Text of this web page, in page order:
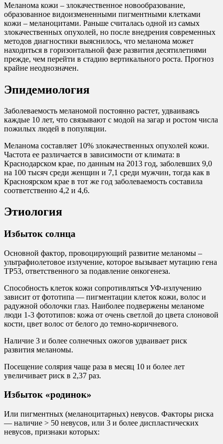
Меланома кожи – злокачественное новообразование,
образованное видоизмененными пигментными клетками
кожи – меланоцитами. Раньше считалась одной из самых
злокачественных опухолей, но после внедрения современных
методов диагностики выяснилось, что меланома может
находиться в горизонтальной фазе развития десятилетиями
прежде, чем перейти в стадию вертикального роста. Прогноз
крайне неоднозначен.
Эпидемиология
Заболеваемость меланомой постоянно растет, удваиваясь
каждые 10 лет, что связывают с модой на загар и ростом числа
пожилых людей в популяции.
Меланома составляет 10% злокачественных опухолей кожи.
Частота ее различается в зависимости от климата: в
Краснодарском крае, по данным на 2013 год, заболевших 9,0
на 100 тысяч среди женщин и 7,1 среди мужчин, тогда как в
Красноярском крае в тот же год заболеваемость составила
соответственно 4,2 и 4,6.
Этиология
Избыток солнца
Основной фактор, провоцирующий развитие меланомы –
ультрафиолетовое излучение, которое вызывает мутацию гена
ТР53, ответственного за подавление онкогенеза.
Способность клеток кожи сопротивляться УФ-излучению
зависит от фототипа — пигментации клеток кожи, волос и
радужной оболочки глаз. Наиболее подвержены меланоме
люди 1-3 фототипов: кожа от очень светлой до цвета слоновой
кости, цвет волос от белого до темно-коричневого.
Наличие 3 и более солнечных ожогов удваивает риск
развития меланомы.
Посещение солярия чаще раза в месяц 10 и более лет
увеличивает риск в 2,37 раз.
Избыток «родинок»
Или пигментных (меланоцитарных) невусов. Факторы риска
— наличие > 50 невусов, или 3 и более диспластических
невусов, признаки которых: